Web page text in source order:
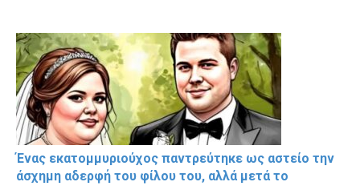
Ένας εκατομμυριούχος παντρεύτηκε ως αστείο την
άσχημη αδερφή του φίλου του, αλλά μετά το